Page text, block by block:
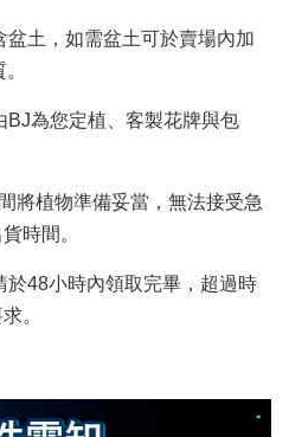
土，如需盆土可於賣場內加
為您定植、客製花牌與包
將植物準備妥當，無法接受急
時間。
48小時內領取完畢，超過時
。